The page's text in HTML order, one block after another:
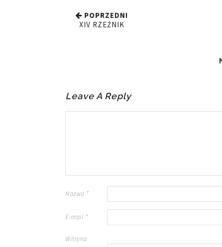
POPRZEDNI
XIV RZEŹNIK
Leave A Reply
Nazwa *
E-mail *
Witryna